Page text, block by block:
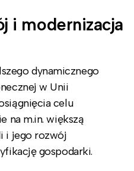
i modernizacja
dynamicznego
w Unii
celu
na m.in. większą
i jego rozwój
gospodarki.